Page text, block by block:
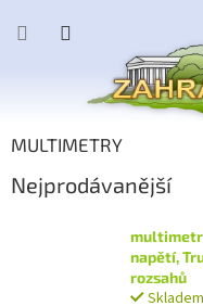
MULTIMETRY
Nejprodávanější
multimetr
napětí,
rozsahů
Skladem